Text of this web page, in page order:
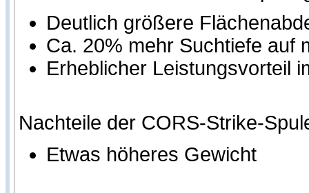
Deutlich größere
Ca. 20% mehr Suchtiefe auf
Erheblicher Leistungsvorteil
Nachteile der CORS-Strike-
Etwas höheres Gewicht